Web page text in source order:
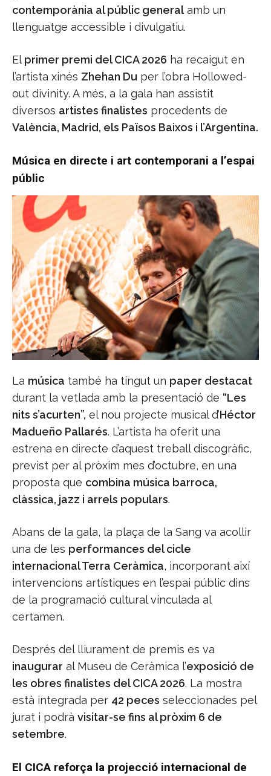
contemporània al públic generalamb un
llenguatge accessible i divulgatiu.
El primer premi del CICA 2026 ha recaigut en
l’artista xinés Zhehan Du per l’obra Hollowed-
out divinity. A més, a la gala han assistit
diversos artistes finalistes procedents de
València, Madrid, els Països Baixos i l’Argentina.
Música en directe i art contemporani a l’espai
públic
La música també ha tingut un paper destacat
durant la vetlada amb la presentació de “Les
nits s’acurten”, el nou projecte musical d’Héctor
Madueño Pallarés. L’artista ha oferit una
estrena en directe d’aquest treball discogràfic,
previst per al pròxim mes d’octubre, en una
proposta que combina música barroca,
clàssica, jazz i arrels populars.
Abans de la gala, la plaça de la Sang va acollir
una de les performances del cicle
internacional Terra Ceràmica, incorporant així
intervencions artístiques en l’espai públic dins
de la programació cultural vinculada al
certamen.
Després del lliurament de premis es va
inaugurar al Museu de Ceràmica l’exposició de
les obres finalistes del CICA 2026. La mostra
està integrada per 42 peces seleccionades pel
jurat i podrà visitar-se fins al pròxim 6 de
setembre.
El CICA reforça la projecció internacional de